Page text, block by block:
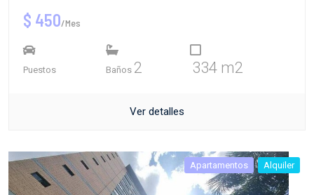
$ 450/Mes
Puestos Baños 2 334 m2
Ver detalles
Apartamentos Alquiler